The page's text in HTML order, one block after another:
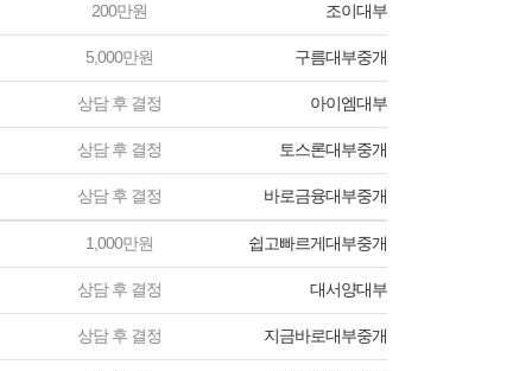
200만원 조이대부
5,000만원 구름대부중개
상담 후 결정 아이엠대부
상담 후 결정 토스론대부중개
상담 후 결정 바로금융대부중개
1,000만원 쉽고빠르게대부중개
상담 후 결정 대서양대부
상담 후 결정 지금바로대부중개